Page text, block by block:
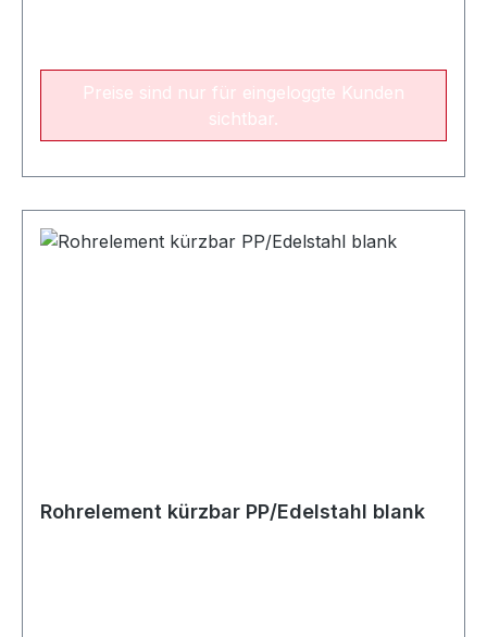
Preise sind nur für eingeloggte Kunden
sichtbar.
Rohrelement kürzbar PP/Edelstahl blank